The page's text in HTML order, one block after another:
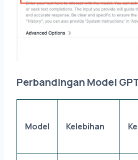
Perbandingan Model
Model Kelebihan